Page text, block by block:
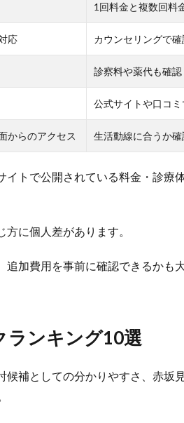
1回料金と複数回料
応 カウンセリングで確
診察料や薬代も確認
公式サイトや口コ
からのアクセス 生活動線に合うか確
トで公開されている料金・診療
に個人差があります。
加費用を事前に確認できるかも
ランキング10選
補としての分かりやすさ、赤坂